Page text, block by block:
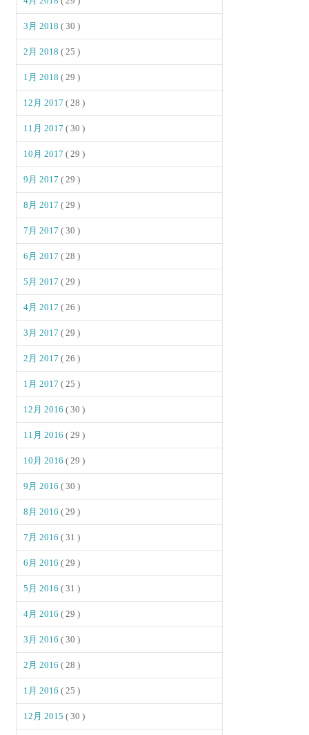
3月 2018( 30 )
2月 2018( 25 )
1月 2018( 29 )
12月 2017( 28 )
11月 2017( 30 )
10月 2017( 29 )
9月 2017( 29 )
8月 2017( 29 )
7月 2017( 30 )
6月 2017( 28 )
5月 2017( 29 )
4月 2017( 26 )
3月 2017( 29 )
2月 2017( 26 )
1月 2017( 25 )
12月 2016( 30 )
11月 2016( 29 )
10月 2016( 29 )
9月 2016( 30 )
8月 2016( 29 )
7月 2016( 31 )
6月 2016( 29 )
5月 2016( 31 )
4月 2016( 29 )
3月 2016( 30 )
2月 2016( 28 )
1月 2016( 25 )
12月 2015( 30 )